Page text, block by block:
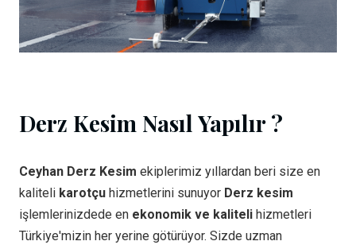
Derz Kesim Nasıl Yapılır ?
Ceyhan Derz Kesim ekiplerimiz yıllardan beri size en
kaliteli karotçu hizmetlerini sunuyor Derz kesim
işlemlerinizdede en ekonomik ve kaliteli hizmetleri
Türkiye'mizin her yerine götürüyor. Sizde uzman